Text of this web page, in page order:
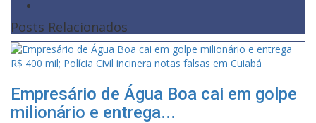
Posts Relacionados
Empresário de Água Boa cai em golpe
milionário e entrega...